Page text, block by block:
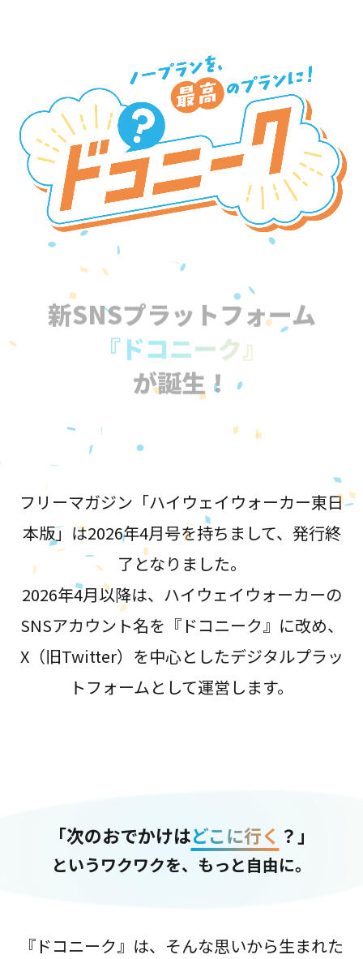
新SNSプラットフォーム
『ドコニーク』
が誕生！
フリーマガジン「ハイウェイウォーカー東日
本版」は2026年4月号を持ちまして、発行終
了となりました。
2026年4月以降は、ハイウェイウォーカーの
SNSアカウント名を『ドコニーク』に改め、
X（旧Twitter）を中心としたデジタルプラッ
トフォームとして運営します。
「次のおでかけはどこに行く ？」
というワクワクを、もっと自由に。
『ドコニーク』は、そんな思いから生まれた